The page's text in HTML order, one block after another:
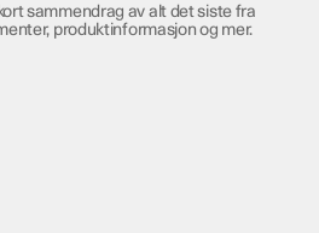
sammendrag av alt det siste fra
produktinformasjon og mer.